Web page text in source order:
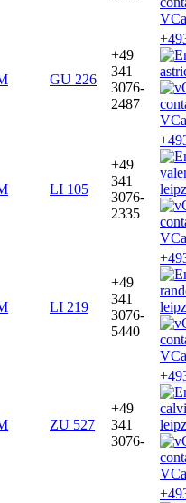
GU 226
+49
341
3076-
2487
LI 105
+49
341
3076-
2335
LI 219
+49
341
3076-
5440
ZU 527
+49
341
3076-